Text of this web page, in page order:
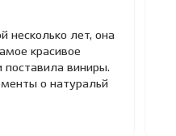
несколько лет, она
красивое
поставила виниры.
о натуральй